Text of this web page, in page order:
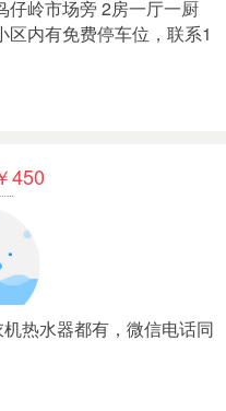
仔岭市场旁 2房一厅一厨
内有免费停车位，联系1
450
热水器都有，微信电话同